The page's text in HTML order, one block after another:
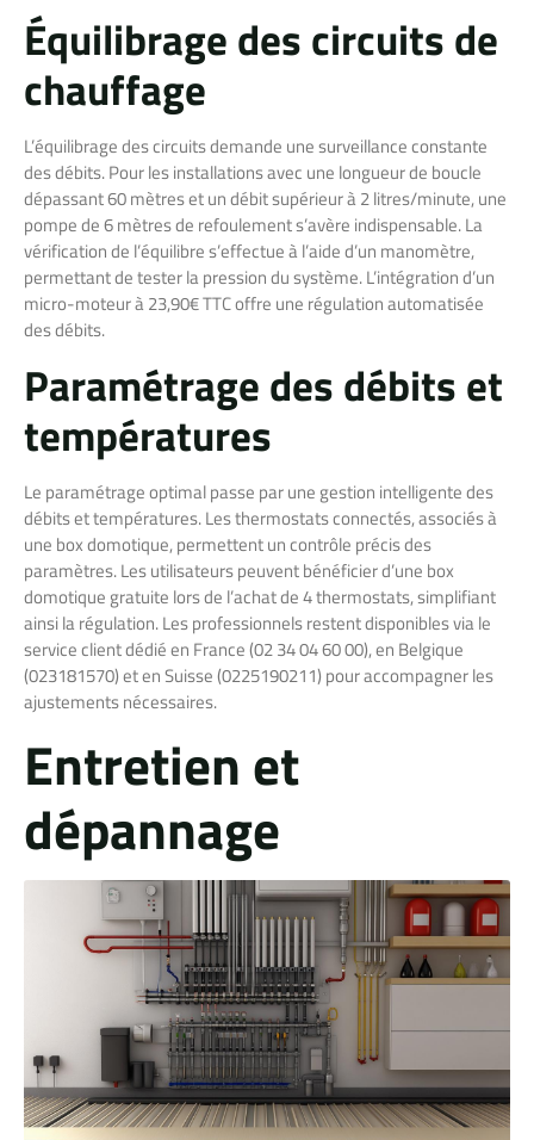
Équilibrage des circuits de
chauffage
L’équilibrage des circuits demande une surveillance constante
des débits. Pour les installations avec une longueur de boucle
dépassant 60 mètres et un débit supérieur à 2 litres/minute, une
pompe de 6 mètres de refoulement s’avère indispensable. La
vérification de l’équilibre s’effectue à l’aide d’un manomètre,
permettant de tester la pression du système. L’intégration d’un
micro-moteur à 23,90€ TTC offre une régulation automatisée
des débits.
Paramétrage des débits et
températures
Le paramétrage optimal passe par une gestion intelligente des
débits et températures. Les thermostats connectés, associés à
une box domotique, permettent un contrôle précis des
paramètres. Les utilisateurs peuvent bénéficier d’une box
domotique gratuite lors de l’achat de 4 thermostats, simplifiant
ainsi la régulation. Les professionnels restent disponibles via le
service client dédié en France (02 34 04 60 00), en Belgique
(023181570) et en Suisse (0225190211) pour accompagner les
ajustements nécessaires.
Entretien et
dépannage